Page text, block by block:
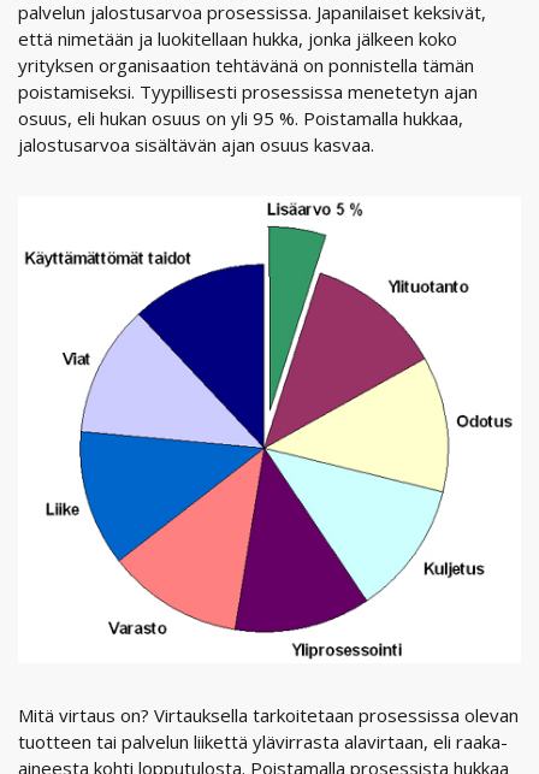
palvelun jalostusarvoa prosessissa. Japanilaiset keksivät,
että nimetään ja luokitellaan hukka, jonka jälkeen koko
yrityksen organisaation tehtävänä on ponnistella tämän
poistamiseksi. Tyypillisesti prosessissa menetetyn ajan
osuus, eli hukan osuus on yli 95 %. Poistamalla hukkaa,
jalostusarvoa sisältävän ajan osuus kasvaa.
Mitä virtaus on? Virtauksella tarkoitetaan prosessissa olevan
tuotteen tai palvelun liikettä ylävirrasta alavirtaan, eli raaka-
aineesta kohti lopputulosta. Poistamalla prosessista hukkaa